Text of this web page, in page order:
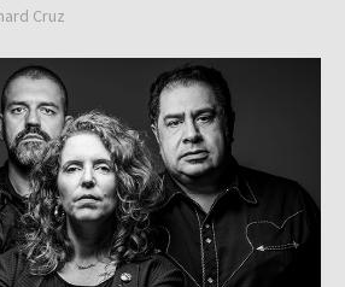
Cruz